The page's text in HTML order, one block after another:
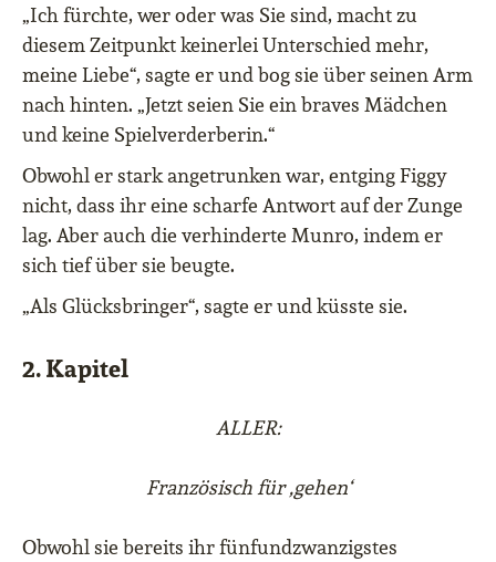
„Ich fürchte, wer oder was Sie sind, macht zu
diesem Zeitpunkt keinerlei Unterschied mehr,
meine Liebe“, sagte er und bog sie über seinen Arm
nach hinten. „Jetzt seien Sie ein braves Mädchen
und keine Spielverderberin.“
Obwohl er stark angetrunken war, entging Figgy
nicht, dass ihr eine scharfe Antwort auf der Zunge
lag. Aber auch die verhinderte Munro, indem er
sich tief über sie beugte.
„Als Glücksbringer“, sagte er und küsste sie.
2. Kapitel
ALLER:
Französisch für ,gehen‘
Obwohl sie bereits ihr fünfundzwanzigstes